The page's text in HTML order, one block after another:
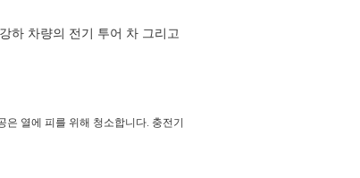
하 차량의 전기 투어 차 그리고
은 열에 피를 위해 청소합니다. 충전기